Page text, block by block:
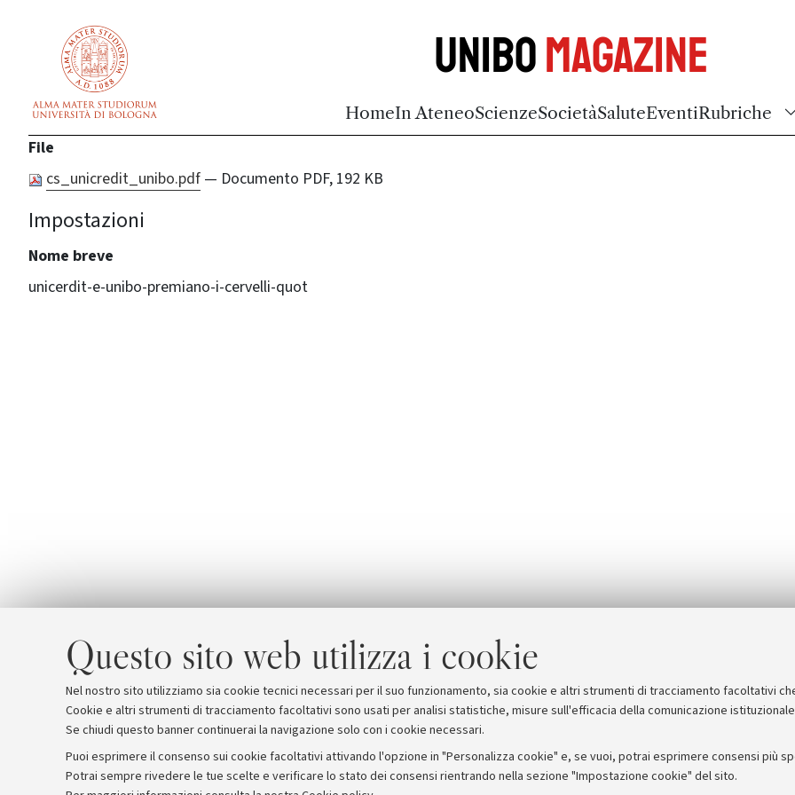
Questo sito web utilizza i cookie
Nel nostro sito utilizziamo sia cookie tecnici necessari per il suo funzionamento, sia cookie e altri strumenti di tracciamento facoltativi
Cookie e altri strumenti di tracciamento facoltativi sono usati per analisi statistiche, misure sull'efficacia della comunicazione
Se chiudi questo banner continuerai la navigazione solo con i cookie necessari.
Puoi esprimere il consenso sui cookie facoltativi attivando l'opzione in "Personalizza cookie" e, se vuoi, potrai esprimere consensi più
Potrai sempre rivedere le tue scelte e verificare lo stato dei consensi rientrando nella sezione "Impostazione cookie" del sito.
UniboMagazine
HomeIn AteneoScienzeSocietàSaluteEventiRubriche
File
cs_unicredit_unibo.pdf — Documento PDF, 192 KB
Impostazioni
Nome breve
unicerdit-e-unibo-premiano-i-cervelli-quot
Archivio Comunicati stampa Redazione Rassegna stampa